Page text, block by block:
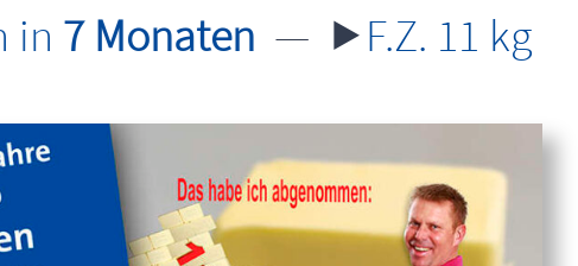
— ⯈F.Z. 11 kg